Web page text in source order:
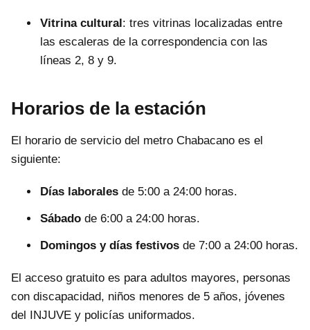
Vitrina cultural: tres vitrinas localizadas entre
las escaleras de la correspondencia con las
líneas 2, 8 y 9.
Horarios de la estación
El horario de servicio del metro Chabacano es el
siguiente:
Días laborales de 5:00 a 24:00 horas.
Sábado de 6:00 a 24:00 horas.
Domingos y días festivos de 7:00 a 24:00 horas.
El acceso gratuito es para adultos mayores, personas
con discapacidad, niños menores de 5 años, jóvenes
del INJUVE y policías uniformados.